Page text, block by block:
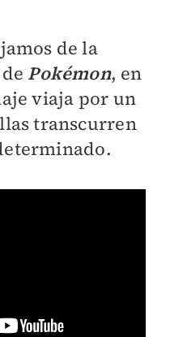
de la
Pokémon, en
viaja por un
transcurren